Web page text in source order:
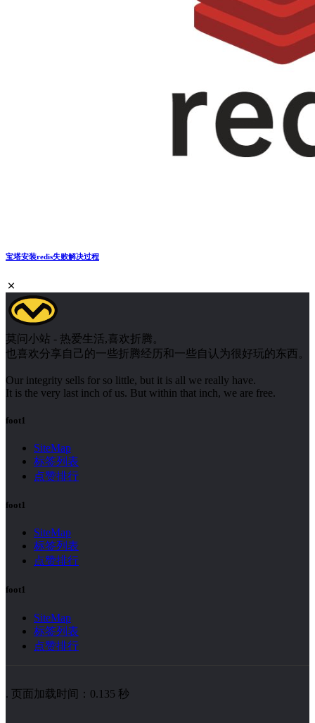
宝塔安装redis失败解决过程
莫问小站 - 热爱生活,喜欢折腾。
也喜欢分享自己的一些折腾经历和一些自认为很好玩的东西。
Our integrity sells for so little, but it is all we really have.
It is the very last inch of us. But within that inch, we are free.
foot1
SiteMap
标签列表
点赞排行
foot1
SiteMap
标签列表
点赞排行
foot1
SiteMap
标签列表
点赞排行
. 页面加载时间：0.135 秒